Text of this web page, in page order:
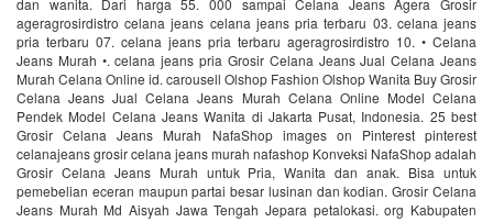
dan wanita. Dari harga 55. 000 sampai Celana Jeans Agera Grosir
ageragrosirdistro celana jeans celana jeans pria terbaru 03. celana jeans
pria terbaru 07. celana jeans pria terbaru ageragrosirdistro 10. • Celana
Jeans Murah •. celana jeans pria Grosir Celana Jeans Jual Celana Jeans
Murah Celana Online id. carousell Olshop Fashion Olshop Wanita Buy Grosir
Celana Jeans Jual Celana Jeans Murah Celana Online Model Celana
Pendek Model Celana Jeans Wanita di Jakarta Pusat, Indonesia. 25 best
Grosir Celana Jeans Murah NafaShop images on Pinterest pinterest
celanajeans grosir celana jeans murah nafashop Konveksi NafaShop adalah
Grosir Celana Jeans Murah untuk Pria, Wanita dan anak. Bisa untuk
pemebelian eceran maupun partai besar lusinan dan kodian. Grosir Celana
Jeans Murah Md Aisyah Jawa Tengah Jepara petalokasi. org Kabupaten